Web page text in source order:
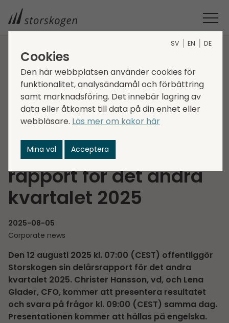
STORSKOGEN
INBJUDAN TILL PRESENTATION AV STORSKOGENS DELÅRS­
RAPPORT FÖR DET ANDRA KVARTALET 2025
Inbjudan till
presentation av
Storskogens delårs­
rapport för det andra
kvartalet 2025
2025-08-05
Corporate news
Den 12 augusti 2025 kl. 07:00 (CEST) offentliggör
Storskogen sin delårs­rapport för det andra
kvartalet 2025. Christer Hansson, vd, och Lena
Glader, CFO, kommer att presentera resultatet
och svara på frågor kl. 09:00 (CEST) samma dag.
Presentationen kommer att hållas på engelska.
SV EN DE
Cookies
Den här webbplatsen använder cookies för
funktionalitet, analysändamål och förbättring
samt marknadsföring. Det innebär lagring av
data eller åtkomst till data på din enhet eller
webbläsare. Läs mer om kakor här
Mina val Acceptera